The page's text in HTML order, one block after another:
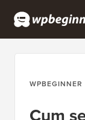
WPBEGINNER